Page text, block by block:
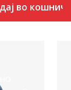
во кошничка